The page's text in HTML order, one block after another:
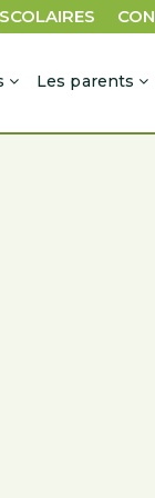
Les parents